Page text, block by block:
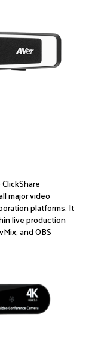
major video
platforms. It
live production
and OBS